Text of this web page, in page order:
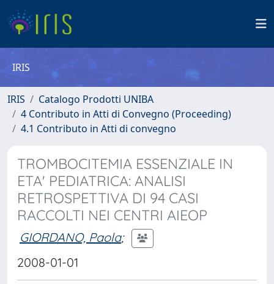
IRIS
IRIS
Catalogo Prodotti UNIBA
4 Contributo in Atti di Convegno (Proceeding)
4.1 Contributo in Atti di convegno
TROMBOCITEMIA ESSENZIALE IN
ETA' PEDIATRICA: ANALISI
RETROSPETTIVA DI 94 CASI
RACCOLTI NEI CENTRI AIEOP
GIORDANO, Paola;
2008-01-01